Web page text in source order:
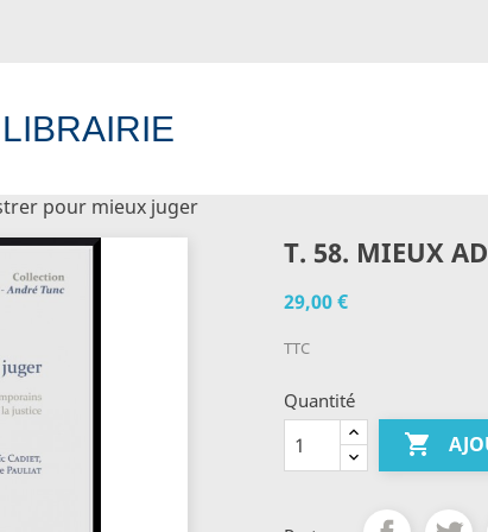
(0)pour mieux juger
T. 58. MIEUX
29,00 €
TTC
Quantité
